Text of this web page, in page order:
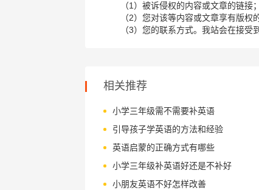
（1）被诉侵权的内容或文章的链接；
（2）您对该等内容或文章享有版权
（3）您的联系方式。我站会在接受
相关推荐
小学三年级需不需要补英语
引导孩子学英语的方法和经验
英语启蒙的正确方式有哪些
小学三年级补英语好还是不补好
小朋友英语不好怎样改善